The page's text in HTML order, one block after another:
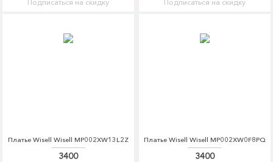
Подписаться на скидку Подписаться на скидку
Платье Wisell Wisell MP002XW13L2Z
3400
Платье Wisell Wisell MP002XW0F8PQ
3400